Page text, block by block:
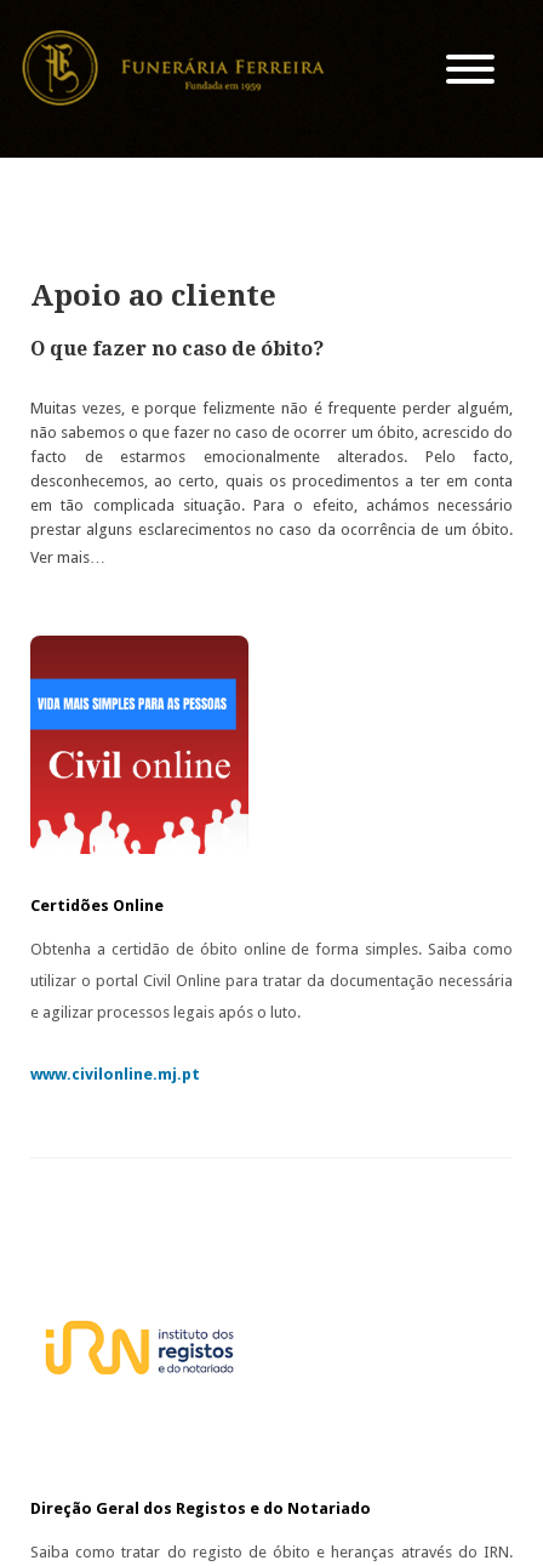
Apoio ao cliente
O que fazer no caso de óbito?
Muitas vezes, e porque felizmente não é frequente perder alguém,
não sabemos o que fazer no caso de ocorrer um óbito, acrescido do
facto de estarmos emocionalmente alterados. Pelo facto,
desconhecemos, ao certo, quais os procedimentos a ter em conta
em tão complicada situação. Para o efeito, achámos necessário
prestar alguns esclarecimentos no caso da ocorrência de um óbito.
Ver mais…
Certidões Online
Obtenha a certidão de óbito online de forma simples. Saiba como
utilizar o portal Civil Online para tratar da documentação necessária
e agilizar processos legais após o luto.
www.civilonline.mj.pt
Direção Geral dos Registos e do Notariado
Saiba como tratar do registo de óbito e heranças através do IRN.